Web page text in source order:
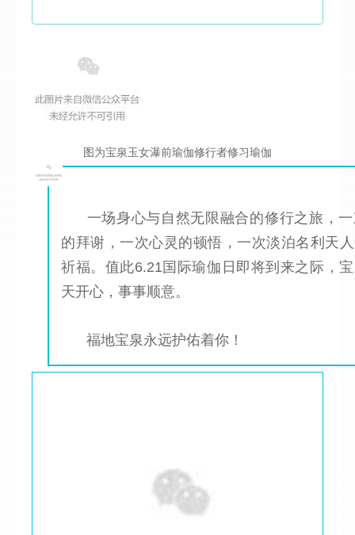
图为宝泉玉女瀑前瑜伽修行者修习瑜伽
一场身心与自然无限融合的修行之旅，
的拜谢，一次心灵的顿悟，一次淡泊名利天
祈福。值此6.21国际瑜伽日即将到来之际，
天开心，事事顺意。
福地宝泉永远护佑着你！